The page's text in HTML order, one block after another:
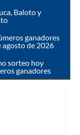
Baloto y
ganadores
de 2026
sorteo hoy
ganadores